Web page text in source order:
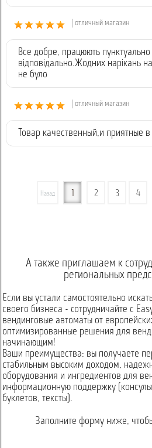
| отличный магазин
Все добре, працюють пунктуально
відповідально.Жодних нарікань
не було
| отличный магазин
Товар качественный,и приятные
Назад 2 3 4
А также приглашаем к
региональных
Если вы устали самостоятельно
своего бизнеса - сотрудничайте с
вендинговые автоматы от
оптимизированные решения для
начинающим!
Ваши преимущества: вы получаете
стабильным высоким доходом,
оборудования и ингредиентов для
информационную поддержку
буклетов, тексты).
Заполните форму ниже,